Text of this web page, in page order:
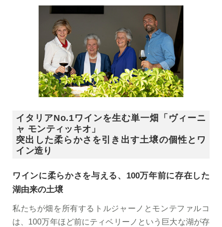
イタリアNo.1ワインを生む単一畑「ヴィーニ
ャ モンティッキオ」
突出した柔らかさを引き出す土壌の個性とワ
イン造り
ワインに柔らかさを与える、100万年前に存在した
湖由来の土壌
私たちが畑を所有するトルジャーノとモンテファルコ
は、100万年ほど前にティベリーノという巨大な湖が存